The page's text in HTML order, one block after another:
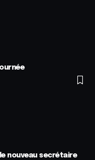
nouveau secrétaire